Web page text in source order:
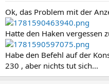
Ok, das Problem mit der
Hatte den Haken vergessen
Habe den Befehl auf der
230 , aber nichts tut sich...